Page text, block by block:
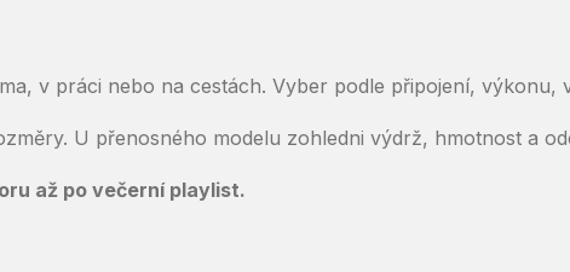
v práci nebo na cestách. Vyber podle připojení, výkonu,
U přenosného modelu zohledni výdrž, hmotnost a
až po večerní playlist.